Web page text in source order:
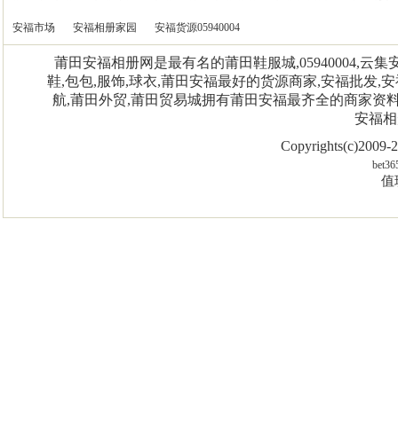
安福市场 安福相册家园 安福货源05940004
莆田安福相册网是最有名的莆田鞋服城,05940004,云
鞋,包包,服饰,球衣,莆田安福最好的货源商家,安福批发,
航,莆田外贸,莆田贸易城拥有莆田安福最齐全的商家资
安福
Copyrights(c)2009-
值